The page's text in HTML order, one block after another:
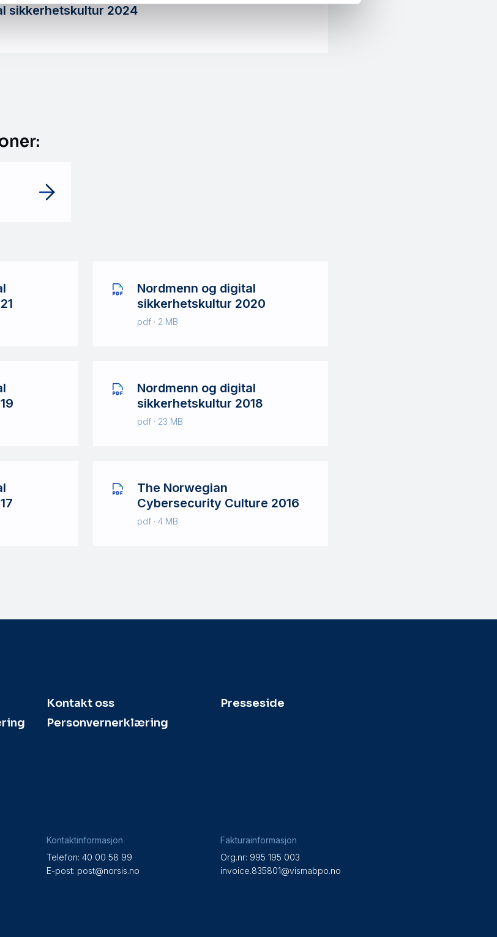
sikkerhetskultur 2024
Nordmenn og digital
sikkerhetskultur 2020
pdf · 2 MB
Nordmenn og digital
sikkerhetskultur 2018
pdf · 23 MB
The Norwegian
Cybersecurity Culture 2016
pdf · 4 MB
Kontakt oss
Presseside
Personvernerklæring
Kontaktinformasjon
Telefon: 40 00 58 99
E-post: post@norsis.no
Fakturainformasjon
Org.nr: 995 195 003
invoice.835801@vismabpo.no